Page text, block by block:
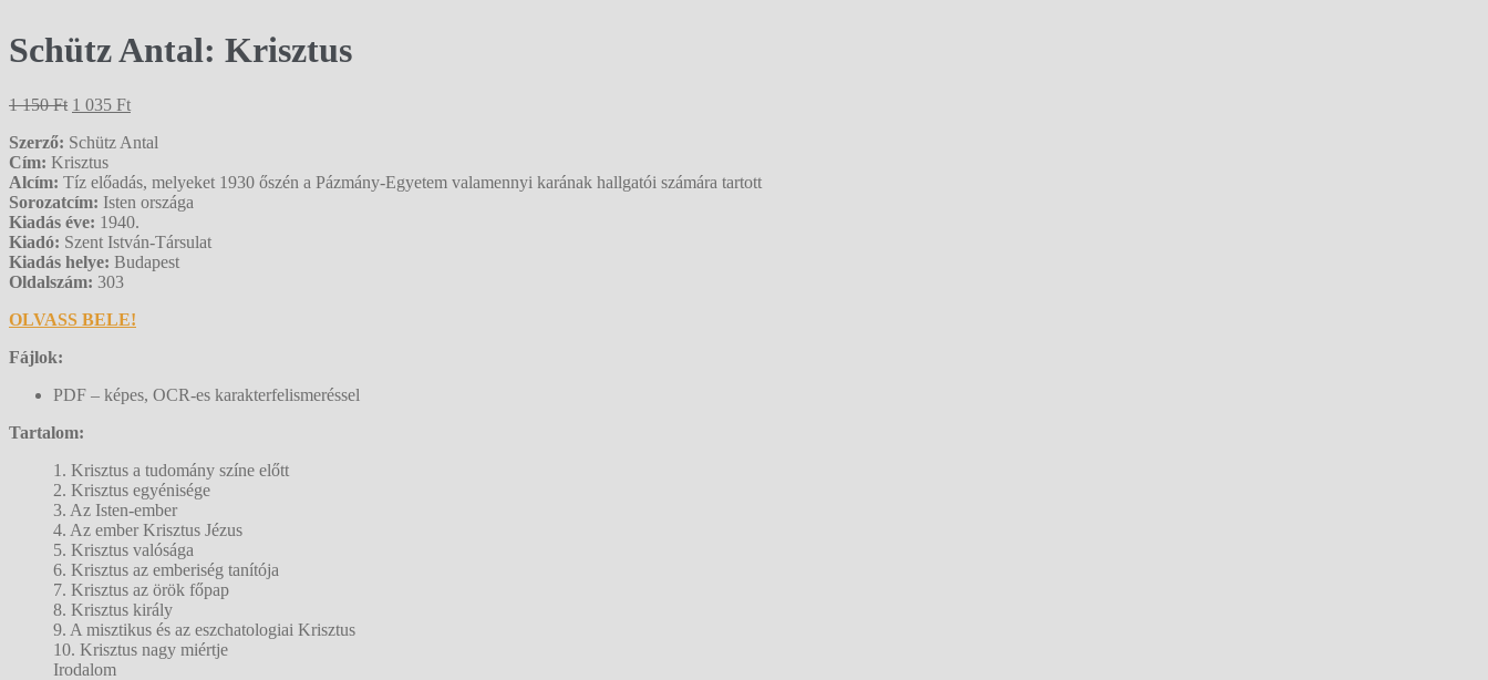
Schütz Antal: Krisztus
1 150Ft Original
was:
1
150 Ft.
1 035 FtCurrent
is:
035 Ft.
Szerző: Schütz Antal
Cím: Krisztus
Alcím: Tíz előadás, melyeket 1930 őszén a Pázmány-Egyetem valamennyi karának hallgatói számára tartott
Sorozatcím: Isten országa
Kiadás éve: 1940.
Kiadó: Szent István-Társulat
Kiadás helye: Budapest
Oldalszám: 303
OLVASS BELE!
Fájlok:
PDF – képes, OCR-es karakterfelismeréssel
Tartalom:
1. Krisztus a tudomány színe előtt
2. Krisztus egyénisége
3. Az Isten-ember
4. Az ember Krisztus Jézus
5. Krisztus valósága
6. Krisztus az emberiség tanítója
7. Krisztus az örök főpap
8. Krisztus király
9. A misztikus és az eszchatologiai Krisztus
10. Krisztus nagy miértje
Irodalom